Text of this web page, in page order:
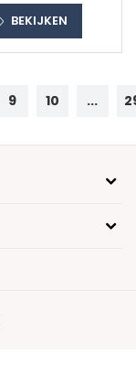
BEKIJKEN
9 10 ...